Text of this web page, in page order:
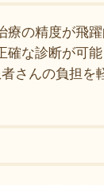
の精度が飛
確な診断が可
さんの負担を